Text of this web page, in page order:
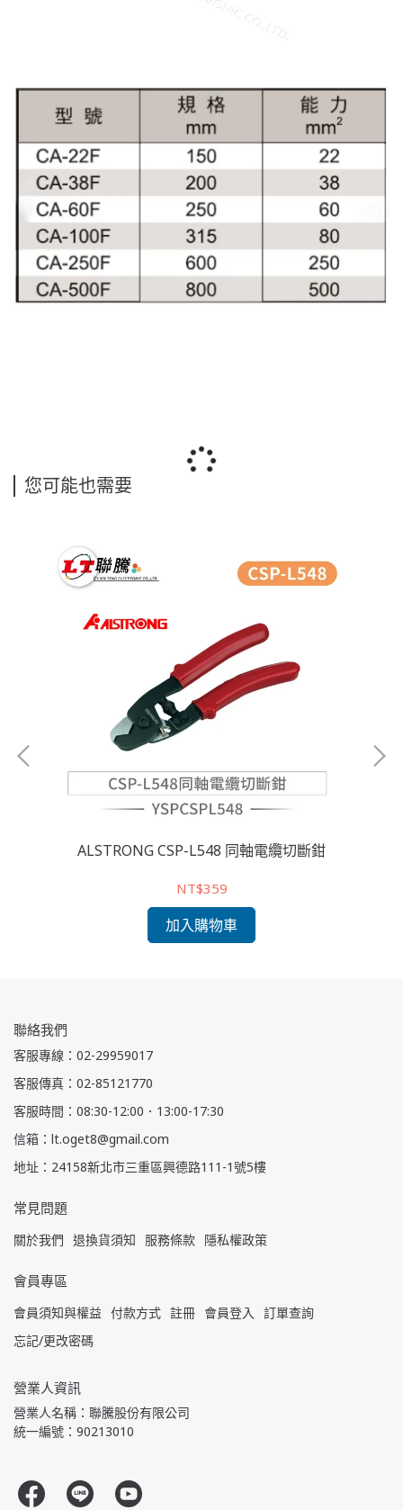
您可能也需要
ALSTRONG CSP-L548 同軸電纜切斷鉗
NT$359
加入購物車
聯絡我們
客服專線：02-29959017
客服傳真：02-85121770
客服時間：08:30-12:00．13:00-17:30
信箱：lt.oget8@gmail.com
地址：24158新北市三重區興德路111-1號5樓
常見問題
關於我們 退換貨須知 服務條款 隱私權政策
會員專區
會員須知與權益 付款方式 註冊 會員登入
訂單查詢
忘記/更改密碼
營業人資訊
營業人名稱：聯騰股份有限公司
統一編號：90213010